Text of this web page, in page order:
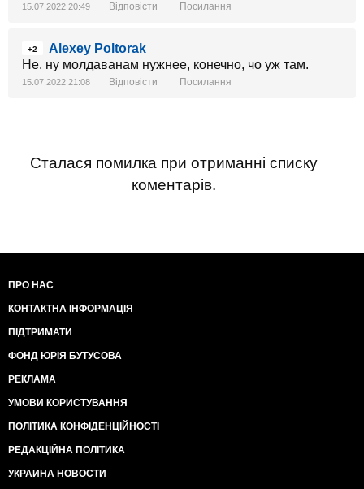
15.07.2022 20:49 Відповісти Посилання
+2
Alexey Poltorak
Не. ну молдаванам нужнее, конечно, чо уж там.
15.07.2022 21:08 Відповісти Посилання
Сталася помилка при отриманні списку
коментарів.
ПРО НАС
КОНТАКТНА ІНФОРМАЦІЯ
ПІДТРИМАТИ
ФОНД ЮРІЯ БУТУСОВА
РЕКЛАМА
УМОВИ КОРИСТУВАННЯ
ПОЛІТИКА КОНФІДЕНЦІЙНОСТІ
РЕДАКЦІЙНА ПОЛІТИКА
УКРАИНА НОВОСТИ